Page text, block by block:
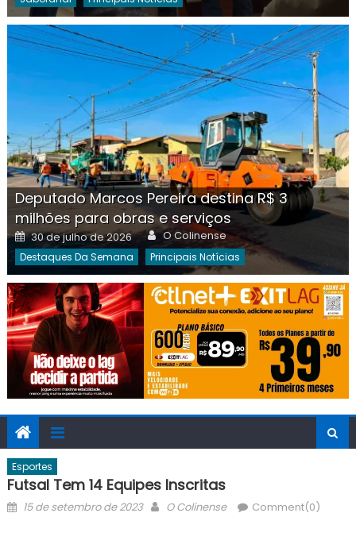
Deputado Marcos Pereira destina R$ 3
milhões para obras e serviços
Posted
on
30 de julho de 2026 Author
O Colinense
Destaques Da Semana Principais Notícias
Esportes
Futsal Tem 14 Equipes Inscritas
Posted
15 de setembro de 2023 Author
O Colinense Comment(0)